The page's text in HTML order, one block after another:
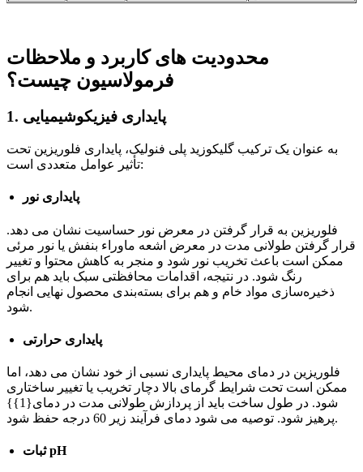
محدودیت های کاربرد و ملاحظات
فرمولاسیون چیست؟
1. پایداری فیزیکوشیمیایی
به عنوان یک ترکیب گلیکوزید پلی فنولیک، پایداری فلوریزین تحت
تأثیر عوامل متعددی است:
پایداری نور
فلوریزین به قرار گرفتن در معرض نور حساسیت نشان می دهد.
قرار گرفتن طولانی مدت در معرض اشعه ماوراء بنفش یا نور مرئی
ممکن است باعث تخریب نور شود و منجر به کاهش محتوا و تغییر
رنگ شود. در نتیجه، اقدامات محافظتی سبک باید هم برای
ذخیره‌سازی مواد خام و هم برای بسته‌بندی محصول نهایی انجام
شود.
پایداری حرارتی
فلوریزین در دمای محیط پایداری نسبی از خود نشان می دهد، اما
ممکن است تحت شرایط گرمای بالا دچار تخریب یا تغییر ساختاری
شود. در طول ساخت باید از پردازش طولانی مدت در دمای{1}}
پرهیز شود. توصیه می شود دمای فرآیند زیر 60 درجه حفظ شود.
ثبات pH